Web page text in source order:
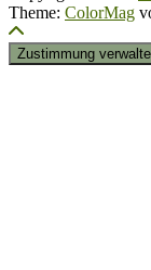
Theme: ColorMag
Zustimmung